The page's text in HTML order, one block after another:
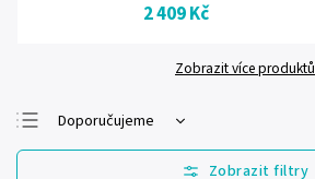
2 409 Kč
Zobrazit více produktů
Doporučujeme
Nejlevnější